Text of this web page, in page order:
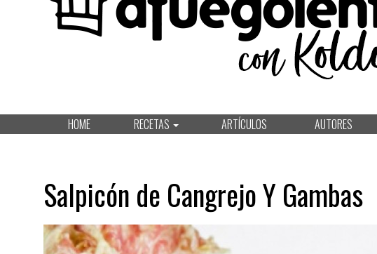
HOME RECETAS ARTÍCULOS AUTORES
Salpicón de Cangrejo Y Gambas